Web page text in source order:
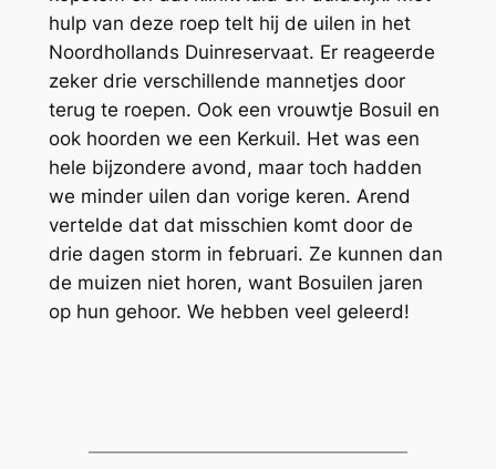
hulp van deze roep telt hij de uilen in het
Noordhollands Duinreservaat. Er reageerde
zeker drie verschillende mannetjes door
terug te roepen. Ook een vrouwtje Bosuil en
ook hoorden we een Kerkuil. Het was een
hele bijzondere avond, maar toch hadden
we minder uilen dan vorige keren. Arend
vertelde dat dat misschien komt door de
drie dagen storm in februari. Ze kunnen dan
de muizen niet horen, want Bosuilen jaren
op hun gehoor. We hebben veel geleerd!